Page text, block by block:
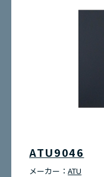
ATU9046
メーカー：ATU